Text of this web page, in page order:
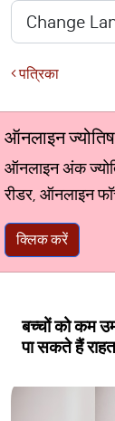
पत्रिका
ऑनलाइन ज्योतिष
ऑनलाइन अंक
रीडर, ऑनलाइन
क्लिक करें
बच्चों को कम
पा सकते हैं राहत